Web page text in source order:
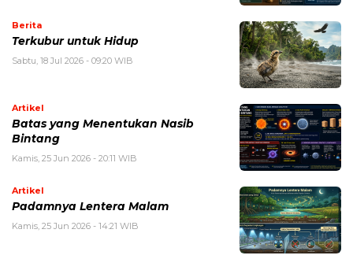
Berita
Terkubur untuk Hidup
Sabtu, 18 Jul 2026 - 09:20 WIB
Artikel
Batas yang Menentukan Nasib
Bintang
Kamis, 25 Jun 2026 - 20:11 WIB
Artikel
Padamnya Lentera Malam
Kamis, 25 Jun 2026 - 14:21 WIB